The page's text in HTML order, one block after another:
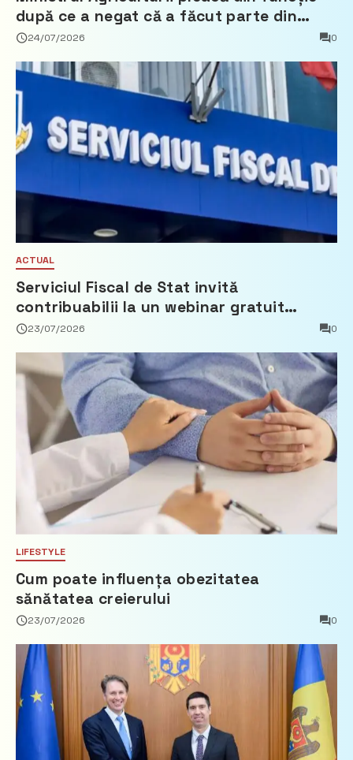
după ce a negat că a făcut parte din
Partidul Democrat
24/07/2026 0
ACTUAL
Serviciul Fiscal de Stat invită
contribuabilii la un webinar gratuit
privind calculul impozitului pe bunurile
23/07/2026 0
LIFESTYLE
Cum poate influența obezitatea
sănătatea creierului
23/07/2026 0